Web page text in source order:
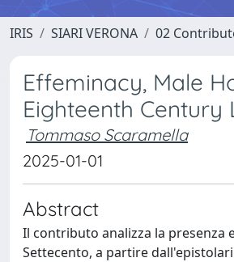
IRIS SIARI VERONA 02
Effeminacy, Male
Eighteenth Century
Tommaso Scaramella
2025-01-01
Abstract
Il contributo analizza la presenza
Settecento, a partire